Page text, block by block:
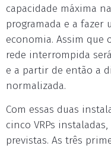
capacidade máxima
programada e a fazer
economia. Assim que
rede interrompida
e a partir de então a
normalizada.
Com essas duas
cinco VRPs
previstas. As três